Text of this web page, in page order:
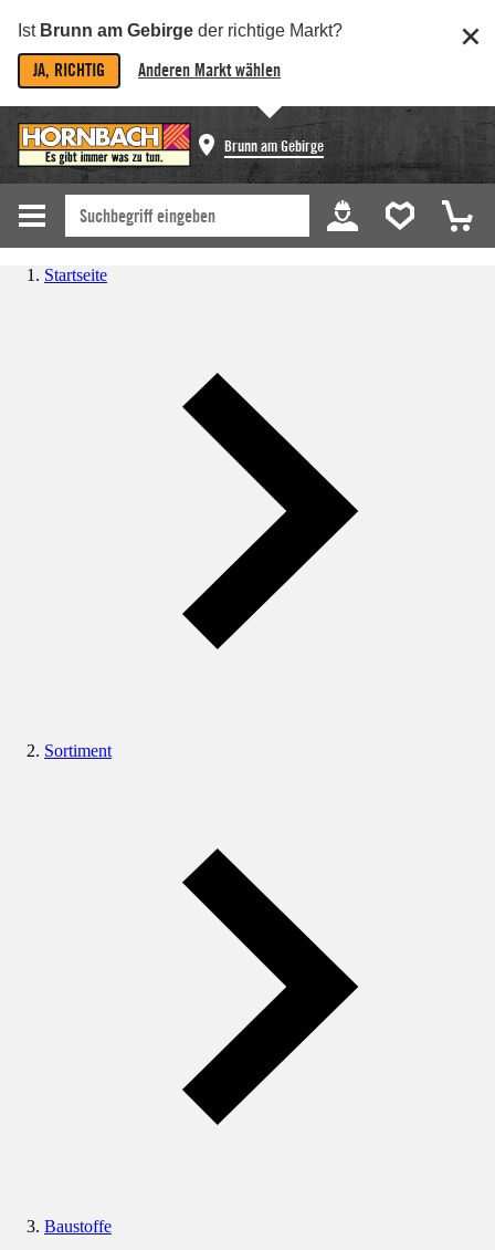
Ist Brunn am Gebirge der richtige Markt?
JA, RICHTIG Anderen Markt wählen
Brunn am Gebirge
Startseite
Sortiment
Baustoffe